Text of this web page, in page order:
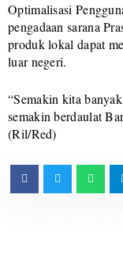
Optimalisasi
pengadaan sarana
produk lokal dapat
luar negeri.
“Semakin kita
semakin berdaulat
(Ril/Red)